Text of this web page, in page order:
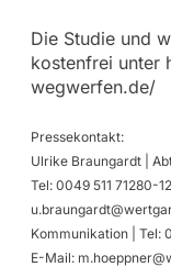
Die Studie und
kostenfrei unter
wegwerfen.de/
Pressekontakt:
Ulrike Braungardt |
Tel: 0049 511 71280-
Kommunikation | Tel:
E-Mail: